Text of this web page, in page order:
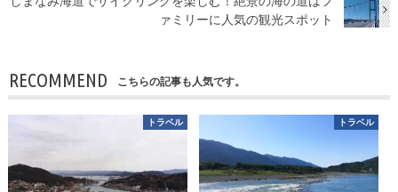
ァミリーに人気の観光スポット
RECOMMEND こちらの記事も人気です。
トラベル トラベル